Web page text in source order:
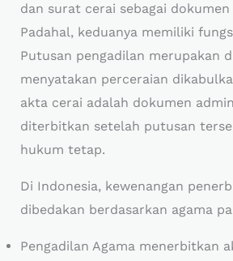
dan surat cerai sebagai dokumen
Padahal, keduanya memiliki
Putusan pengadilan merupakan
menyatakan perceraian
akta cerai adalah dokumen
diterbitkan setelah putusan
hukum tetap.
Di Indonesia, kewenangan
dibedakan berdasarkan agama
Pengadilan Agama menerbitkan